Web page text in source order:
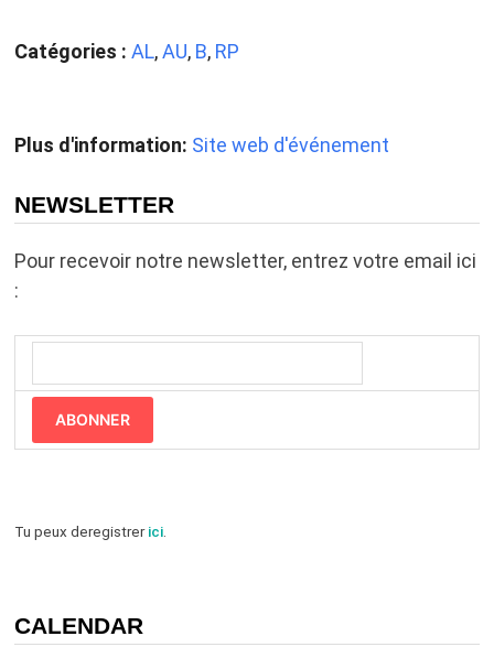
Catégories : AL,AU, B, RP
Plus d'information: Site web d'événement
NEWSLETTER
Pour recevoir notre newsletter, entrez votre email ici
:
ABONNER
Tu peux deregistrerici.
CALENDAR